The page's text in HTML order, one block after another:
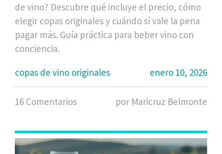
de vino? Descubre qué incluye el precio, cómo
elegir copas originales y cuándo sí vale la pena
pagar más. Guía práctica para beber vino con
conciencia.
copas de vino originales
enero 10, 2026
16 Comentarios por Maricruz Belmonte